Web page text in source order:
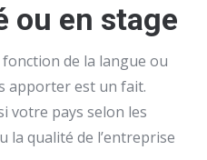
ou en stage
de la langue ou
apporter est un fait.
votre pays selon les
la qualité de l’entreprise